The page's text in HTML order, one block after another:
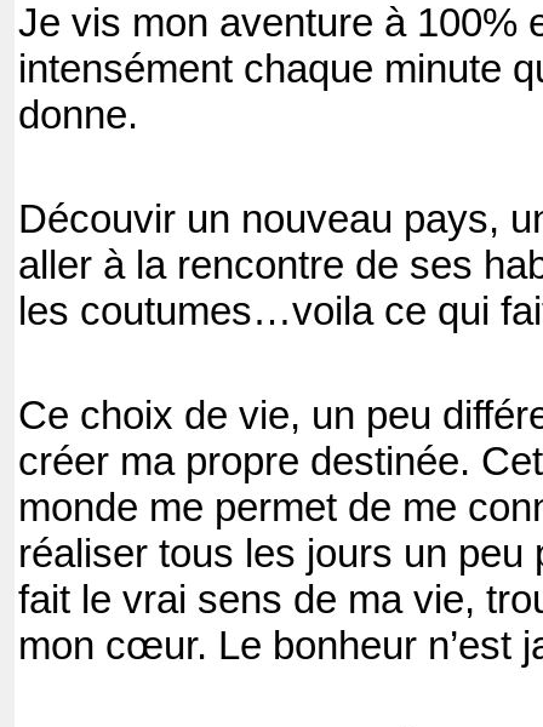
Je vis mon aventure à 100%
intensément chaque minute
donne.
Découvir un nouveau pays,
aller à la rencontre de ses
les coutumes…voila ce qui
Ce choix de vie, un peu
créer ma propre destinée.
monde me permet de me
réaliser tous les jours un peu
fait le vrai sens de ma vie,
mon cœur. Le bonheur n’est